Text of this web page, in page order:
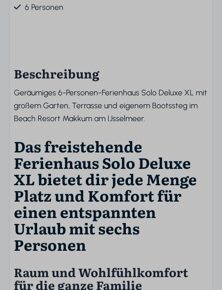
6 Personen
Beschreibung
Geräumiges 6-Personen-Ferienhaus Solo Deluxe XL mit
großem Garten, Terrasse und eigenem Bootssteg im
Beach Resort Makkum am IJsselmeer.
Das freistehende
Ferienhaus Solo Deluxe
XL bietet dir jede Menge
Platz und Komfort für
einen entspannten
Urlaub mit sechs
Personen
Raum und Wohlfühlkomfort
für die ganze Familie